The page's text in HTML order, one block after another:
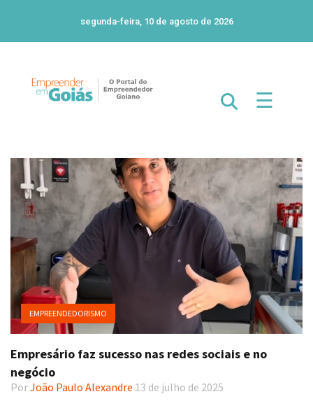
segunda-feira, 10 de agosto de 2026
☰
EMPREENDEDORISMO
Empresário faz sucesso nas redes sociais e no
negócio
PorJoão Paulo Alexandre 13 de julho de 2025